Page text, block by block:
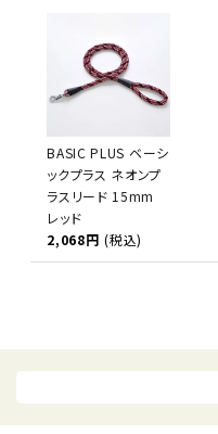
BASIC PLUS ベーシ
ックプラス ネオンプ
ラスリード 15mm
レッド
2,068円 (税込)